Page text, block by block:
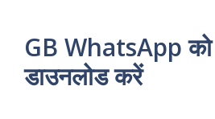
GB WhatsApp
डाउनलोड करें